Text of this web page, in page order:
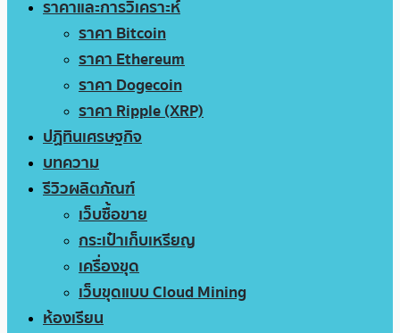
ราคาและการวิเคราะห์
ราคา Bitcoin
ราคา Ethereum
ราคา Dogecoin
ราคา Ripple (XRP)
ปฏิทินเศรษฐกิจ
บทความ
รีวิวผลิตภัณฑ์
เว็บซื้อขาย
กระเป๋าเก็บเหรียญ
เครื่องขุด
เว็บขุดแบบ Cloud Mining
ห้องเรียน